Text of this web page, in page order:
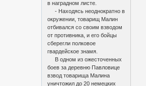
в наградном листе.
- Находясь неоднократно в
окружении, товарищ Малин
отбивался со своим взводом
от противника, и его бойцы
сберегли полковое
гвардейское знамя.
В одном из ожесточенных
боев за деревню Павловице
взвод товарища Малина
уничтожил до 20 немецких